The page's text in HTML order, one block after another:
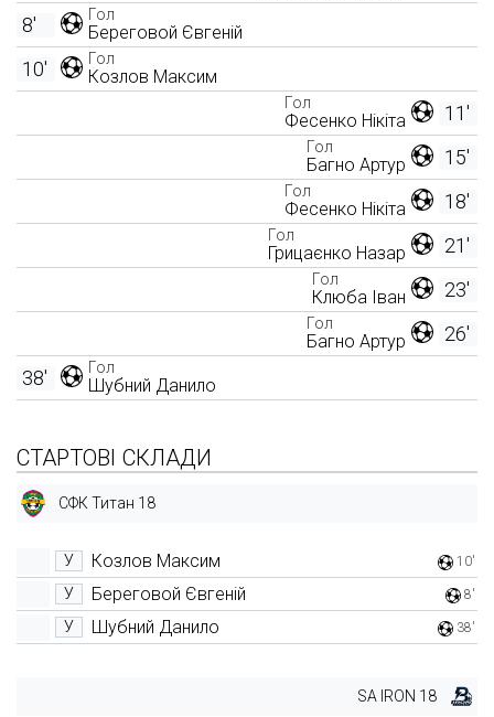
Гол
Береговой Євгеній
8'
Гол
Козлов Максим
10'
11'
Гол
Фесенко Нікіта
15'
Гол
Багно Артур
18'
Гол
Фесенко Нікіта
21'
Гол
Грицаєнко Назар
23'
Гол
Клюба Іван
26'
Гол
Багно Артур
Гол
Шубний Данило
38'
СТАРТОВІ СКЛАДИ
СФК Титан 18
У Козлов Максим 10'
У Береговой Євгеній 8'
У Шубний Данило 38'
SA IRON 18